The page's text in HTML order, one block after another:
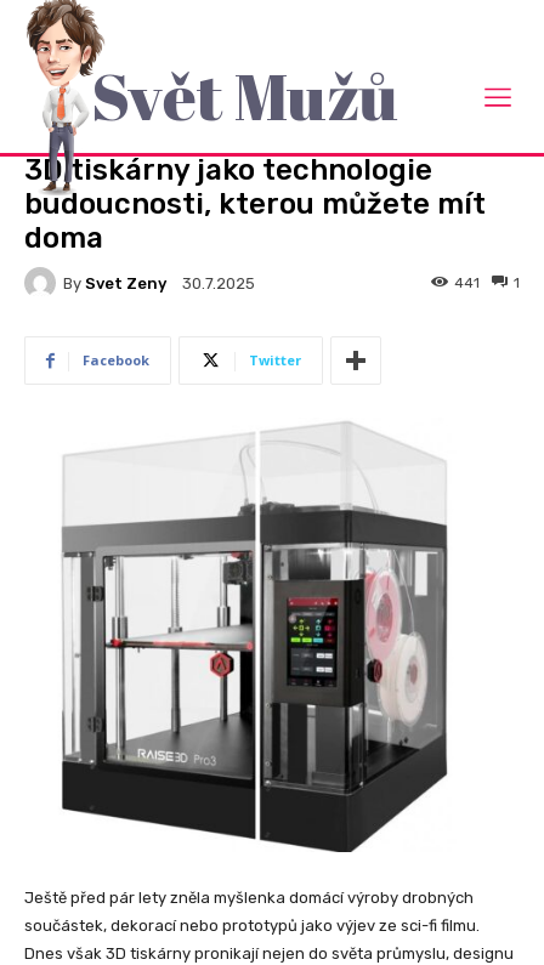
Svět Mužů
Domů Rady a návody
RADY A NÁVODY
3D tiskárny jako technologie
budoucnosti, kterou můžete mít
doma
By Svet Zeny 30.7.2025 1
441
Facebook Twitter
Ještě před pár lety zněla myšlenka domácí výroby drobných
součástek, dekorací nebo prototypů jako výjev ze sci-fi filmu.
Dnes však 3D tiskárny pronikají nejen do světa průmyslu, designu